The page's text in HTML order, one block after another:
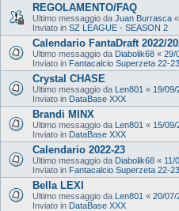
REGOLAMENTO/FAQ
Ultimo messaggio da Juan Burrasca «
Inviato in SZ LEAGUE - SEASON 2
Calendario FantaDraft 2022/
Ultimo messaggio da Diabolik68 « 29/
Inviato in Fantacalcio Superzeta 22-
Crystal CHASE
Ultimo messaggio da Len801 « 19/09/
Inviato in DataBase XXX
Brandi MINX
Ultimo messaggio da Len801 « 15/09/
Inviato in DataBase XXX
Calendario 2022-23
Ultimo messaggio da Diabolik68 « 11/
Inviato in Fantacalcio Superzeta 22-
Bella LEXI
Ultimo messaggio da Len801 « 20/07/
Inviato in DataBase XXX